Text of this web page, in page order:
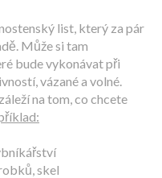
list, který za pár
Může si tam
bude vykonávat při
vázané a volné.
na tom, co chcete
skel